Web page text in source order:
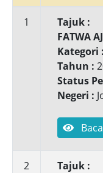
1
Tajuk :
FATWA
Kategori :
Tahun :
Status
Negeri :
2
Tajuk :